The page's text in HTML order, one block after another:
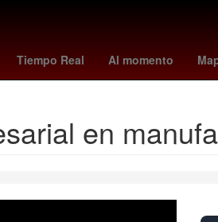
Tiempo Real Al momento
Morena sassuolo - cremonese
en